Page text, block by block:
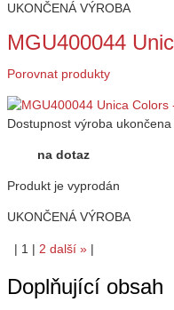
UKONČENÁ VÝROBA
MGU400044
Porovnat produkty
Dostupnost výroba ukončena
na dotaz
Produkt je vyprodán
UKONČENÁ VÝROBA
| 1 | 2 další » |
Doplňující obsah